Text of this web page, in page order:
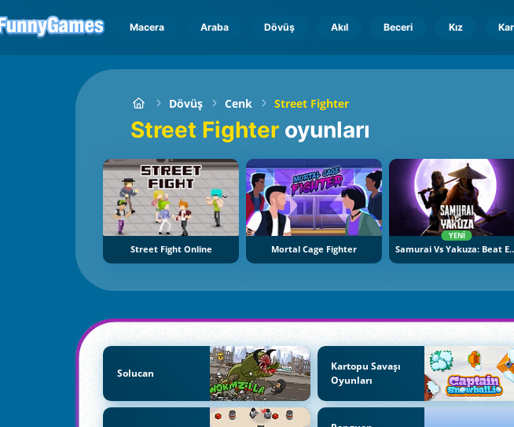
Macera Araba Dövüş Akıl Beceri Kız
Dövüş Cenk Street Fighter
Street Fighter oyunları
Street Fight Online Mortal Cage Fighter
YENI
Samurai Vs
Solucan
Kartopu Savaşı
Oyunları